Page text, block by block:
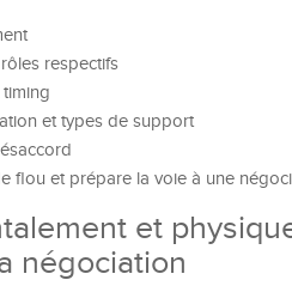
respectifs
et types de support
flou et prépare la voie à une
et
négociation